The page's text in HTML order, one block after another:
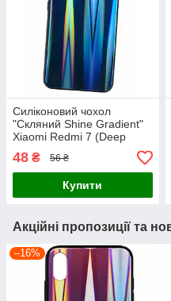
Силіконовий чохол
"Скляний Shine Gradient"
Xiaomi Redmi 7 (Deep
48 ₴ 56 ₴
Купити
Акційні пропозиції та
–16%